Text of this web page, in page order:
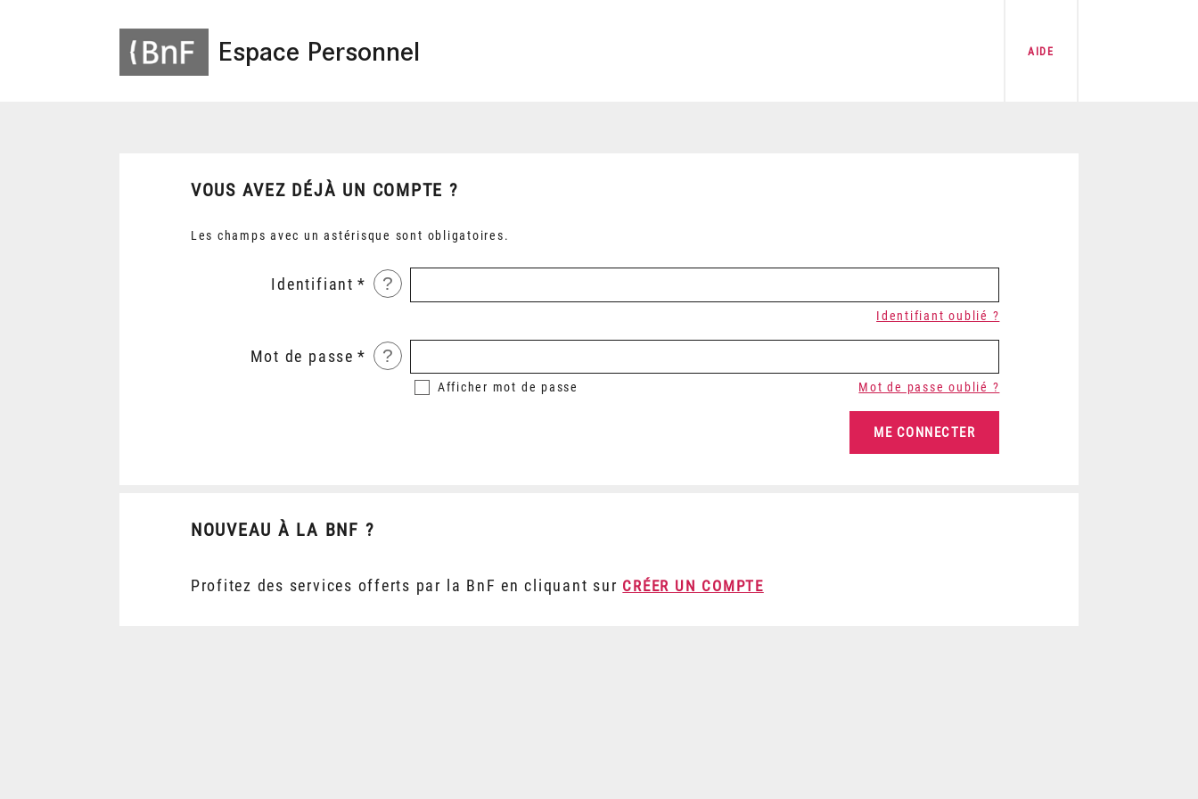
Espace Personnel AIDE
VOUS AVEZ DÉJÀ UN COMPTE ?
Les champs avec un astérisque sont obligatoires.
Identifiant ?
Identifiant oublié ?
Mot de passe ?
Afficher mot de passe Mot de passe oublié ?
NOUVEAU À LA BNF ?
Profitez des services offerts par la BnF en cliquant sur CRÉER UN COMPTE